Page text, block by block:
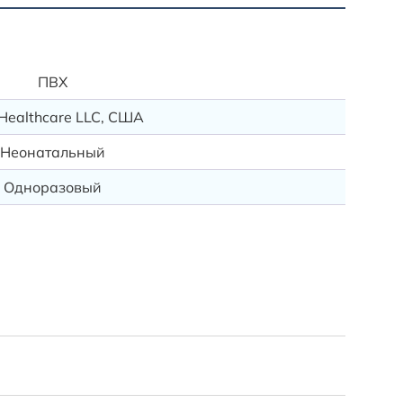
ПВХ
LLC, США
Неонатальный
Одноразовый